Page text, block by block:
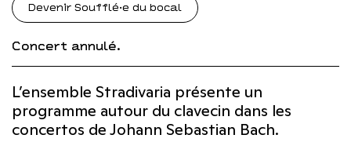
Devenir Soufflé·e du bocal
Concert annulé.
L’ensemble Stradivaria présente un
programme autour du clavecin dans les
concertos de Johann Sebastian Bach.